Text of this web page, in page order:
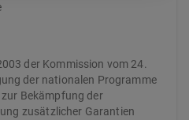
der Kommission vom 24.
der nationalen Programme
Bekämpfung der
zusätzlicher Garantien